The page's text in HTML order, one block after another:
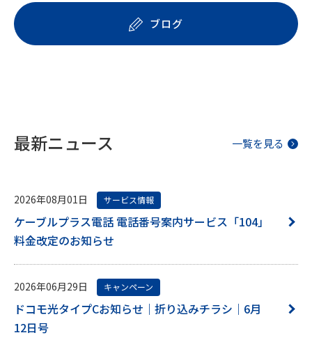
ブログ
最新ニュース 一覧を見る
2026年08月01日 サービス情報
ケーブルプラス電話 電話番号案内サービス「104」
料金改定のお知らせ
2026年06月29日 キャンペーン
ドコモ光タイプCお知らせ｜折り込みチラシ｜6月
12日号